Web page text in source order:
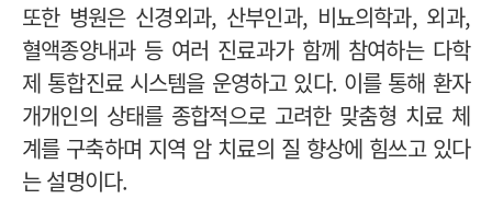
또한 병원은 신경외과, 산부인과, 비뇨의학과, 외과,
혈액종양내과 등 여러 진료과가 함께 참여하는 다학
제 통합진료 시스템을 운영하고 있다. 이를 통해 환자
개개인의 상태를 종합적으로 고려한 맞춤형 치료 체
계를 구축하며 지역 암 치료의 질 향상에 힘쓰고 있다
는 설명이다.